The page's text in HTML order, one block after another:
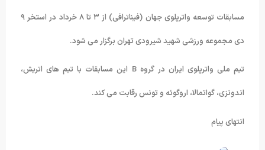
مسابقات توسعه واترپلوی جهان (فیناترافی) از ۳ تا ۸ خرداد در استخر ۹
دی مجموعه ورزشی شهید شیرودی تهران برگزار می شود.
تیم ملی واترپلوی ایران در گروه B این مسابقات با تیم های اتریش،
اندونزی، گواتمالا، اروگوئه و تونس رقابت می کند.
انتهای پیام